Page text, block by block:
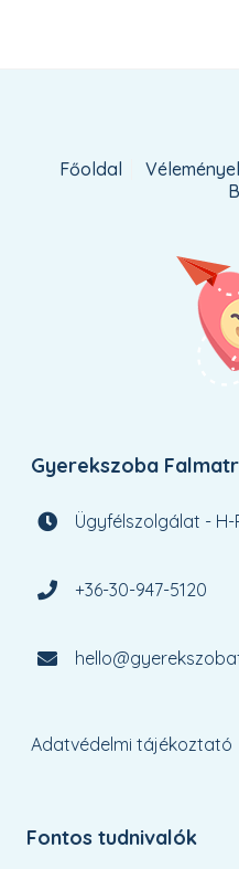
Főoldal
Gyerekszoba
Ügyfélszolgálat - H-
+36-30-947-5120
Adatvédelmi tájékoztató
Fontos tudnivalók